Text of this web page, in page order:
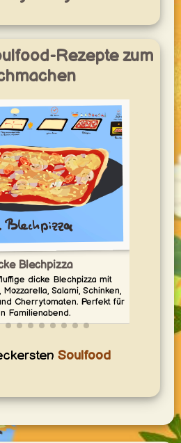
Rezepte zum
Blechpizza
dicke Blechpizza mit
Mozzarella, Salami, Schinken,
Cherrytomaten. Perfekt für
Familienabend.
Soulfood